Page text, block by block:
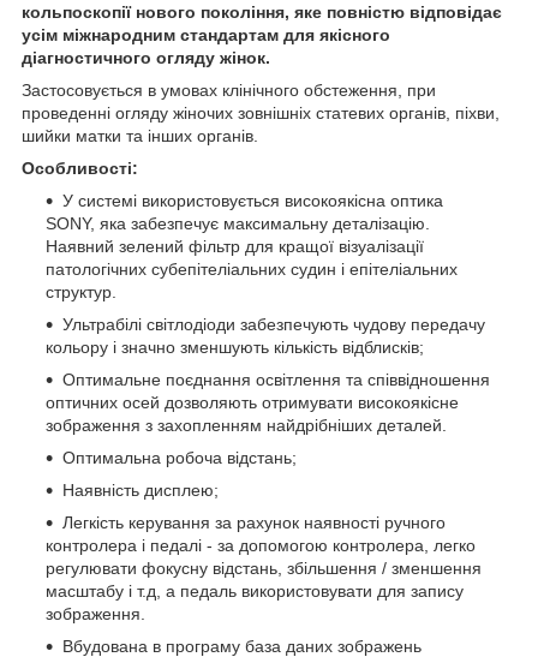
кольпоскопії нового покоління, яке повністю відповідає
усім міжнародним стандартам для якісного
діагностичного огляду жінок.
Застосовується в умовах клінічного обстеження, при
проведенні огляду жіночих зовнішніх статевих органів, піхви,
шийки матки та інших органів.
Особливості:
У системі використовується високоякісна оптика
SONY, яка забезпечує максимальну деталізацію.
Наявний зелений фільтр для кращої візуалізації
патологічних субепітеліальних судин і епітеліальних
структур.
Ультрабілі світлодіоди забезпечують чудову передачу
кольору і значно зменшують кількість відблисків;
Оптимальне поєднання освітлення та співвідношення
оптичних осей дозволяють отримувати високоякісне
зображення з захопленням найдрібніших деталей.
Оптимальна робоча відстань;
Наявність дисплею;
Легкість керування за рахунок наявності ручного
контролера і педалі - за допомогою контролера, легко
регулювати фокусну відстань, збільшення / зменшення
масштабу і т.д, а педаль використовувати для запису
зображення.
Вбудована в програму база даних зображень